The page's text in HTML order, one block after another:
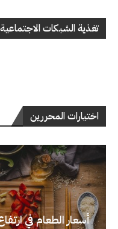
تغذية الشبكات الاجتماعية
اختيارات المحررين
أسعار الطعام في